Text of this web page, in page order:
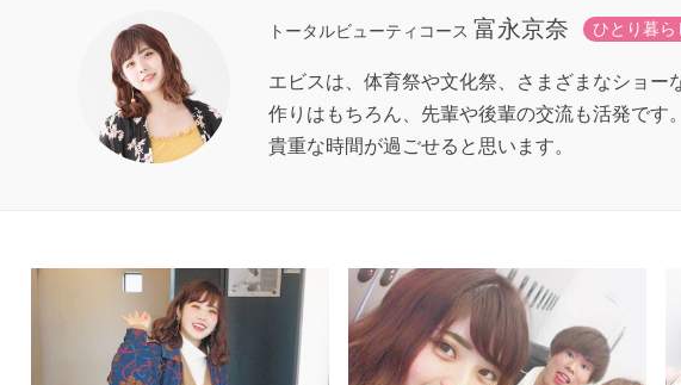
トータルビューティコース 富永京奈 ひとり暮ら
エビスは、体育祭や文化祭、さまざまなショー
作りはもちろん、先輩や後輩の交流も活発です
貴重な時間が過ごせると思います。